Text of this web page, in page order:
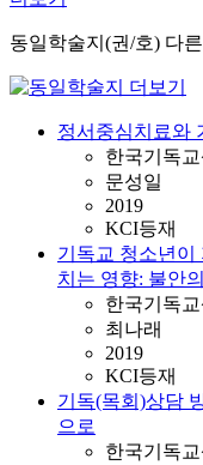
동일학술지(권/호) 다
정서중심치료와
한국기독
문성일
2019
KCI등재
기독교 청소년이
치는 영향: 불안
한국기독
최나래
2019
KCI등재
기독(목회)상담
으로
한국기독